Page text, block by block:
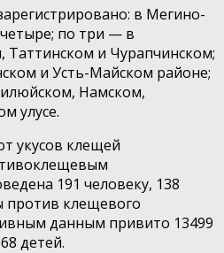
в Мегино-
по три — в
Таттинском и Чурапчинском;
и Усть-Майском районе;
Намском,
улусе.
укусов клещей
191 человеку, 138
против клещевого
данным привито 13499
детей.